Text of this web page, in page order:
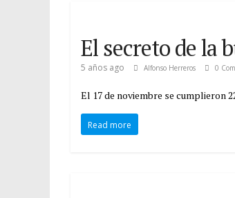
El secreto de la
5 años ago Alfonso Herreros 0
El 17 de noviembre se cumplieron
Read more